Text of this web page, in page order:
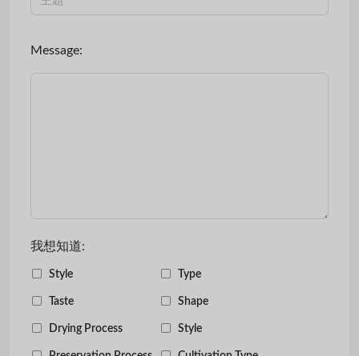
Message:
我想知道:
Style Type
Taste Shape
Drying Process Style